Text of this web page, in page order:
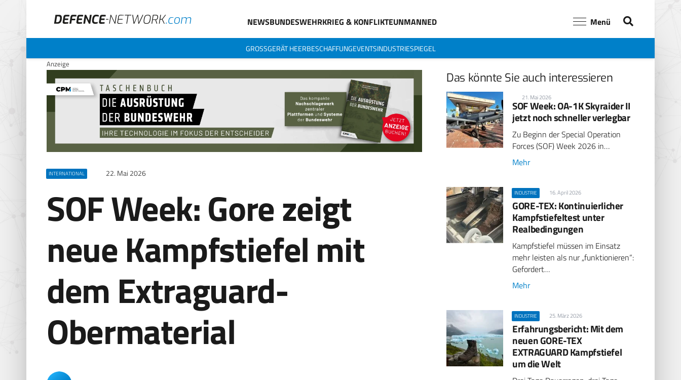
NEWSBUNDESWEHRKRIEG & KONFLIKTEUNMANNED Menü
GROSSGERÄT HEERBESCHAFFUNGEVENTSINDUSTRIESPIEGEL
Anzeige
INTERNATIONAL 22. Mai 2026
SOF Week: Gore zeigt
neue Kampfstiefel mit
dem Extraguard-
Obermaterial
Das könnte Sie auch interessieren
21. Mai 2026
SOF Week: OA-1K Skyraider II
jetzt noch schneller verlegbar
Zu Beginn der Special Operation
Forces (SOF) Week 2026 in…
Mehr
INDUSTRIE 16. April 2026
GORE-TEX: Kontinuierlicher
Kampfstiefeltest unter
Realbedingungen
Kampfstiefel müssen im Einsatz
mehr leisten als nur „funktionieren“:
Gefordert…
Mehr
INDUSTRIE 25. März 2026
Erfahrungsbericht: Mit dem
neuen GORE-TEX
EXTRAGUARD Kampfstiefel
um die Welt